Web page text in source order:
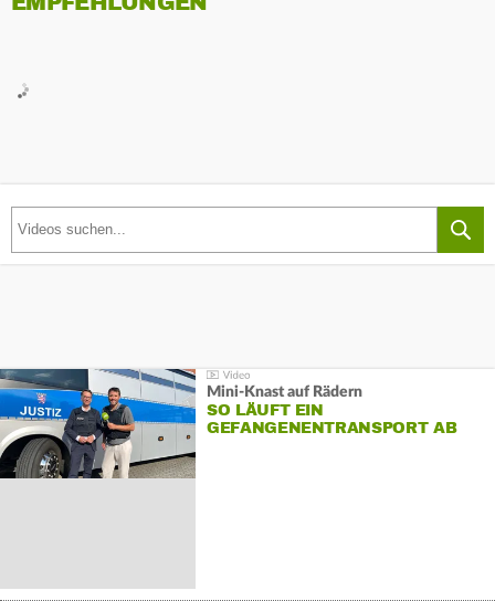
Mini-Knast auf Rädern
SO LÄUFT EIN
GEFANGENENTRANSPORT AB